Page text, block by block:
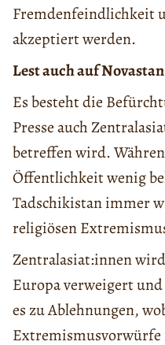
Fremdenfeindlichkeit
akzeptiert werden.
Lest auch auf
Es besteht die
Presse auch
betreffen wird.
Öffentlichkeit wenig
Tadschikistan immer
religiösen
Zentralasiat:innen
Europa verweigert
es zu Ablehnungen,